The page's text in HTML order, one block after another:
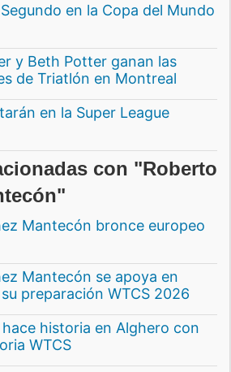
en la Copa del Mundo
y Beth Potter ganan las
de Triatlón en Montreal
en la Super League
con "Roberto
Mantecón bronce europeo
Mantecón se apoya en
preparación WTCS 2026
historia en Alghero con
WTCS